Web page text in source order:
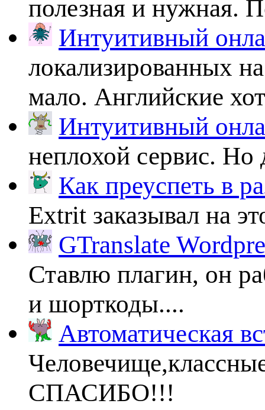
полезная и нужная.
Интуитивный
локализированных
мало. Английские
Интуитивный
неплохой сервис.
Как преуспеть в
Extrit заказывал на
GTranslate
Ставлю плагин, он
и шорткоды....
Автоматическая
СПАСИБО!!!